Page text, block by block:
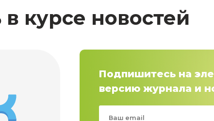
в курсе новостей
Подпишитесь на
версию журнала и